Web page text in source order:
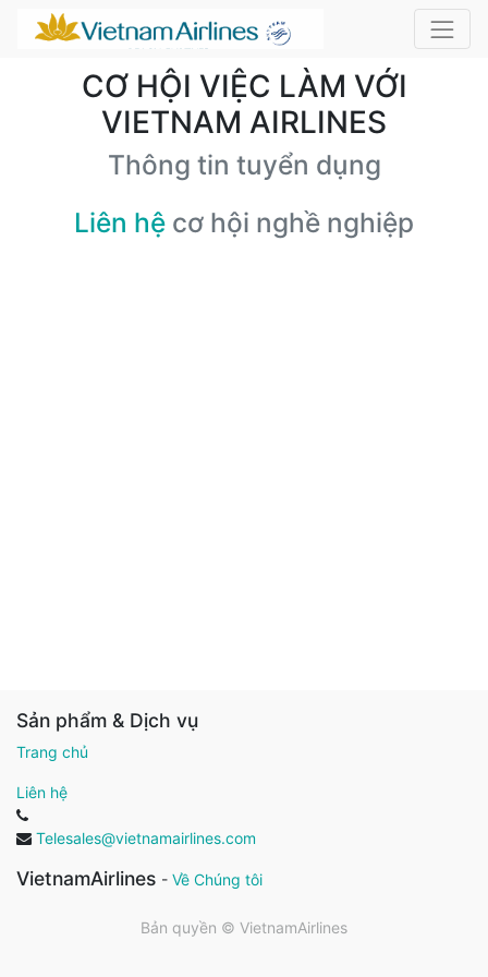
CƠ HỘI VIỆC LÀM VỚI
VIETNAM AIRLINES
Thông tin tuyển dụng
Liên hệ cơ hội nghề nghiệp
Sản phẩm & Dịch vụ
Trang chủ
Liên hệ
Telesales@vietnamairlines.com
VietnamAirlines - Về Chúng tôi
Bản quyền © VietnamAirlines